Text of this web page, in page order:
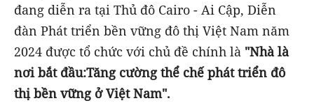
đang diễn ra tại Thủ đô Cairo - Ai Cập, Diễn
đàn Phát triển bền vững đô thị Việt Nam năm
2024 được tổ chức với chủ đề chính là "Nhà là
nơi bắt đầu:Tăng cường thể chế phát triển đô
thị bền vững ở Việt Nam".